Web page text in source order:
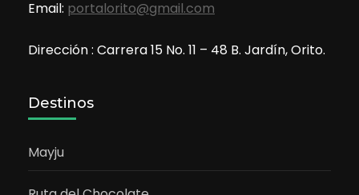
Email: portalorito@gmail.com
Dirección : Carrera 15 No. 11 – 48 B. Jardín, Orito.
Destinos
Mayju